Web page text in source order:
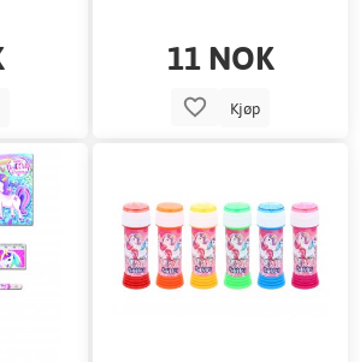
11 NOK
Kjøp